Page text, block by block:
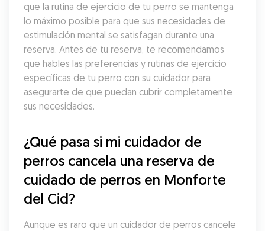
que la rutina de ejercicio de tu perro se mantenga
lo máximo posible para que sus necesidades de
estimulación mental se satisfagan durante una
reserva. Antes de tu reserva, te recomendamos
que hables las preferencias y rutinas de ejercicio
específicas de tu perro con su cuidador para
asegurarte de que puedan cubrir completamente
sus necesidades.
¿Qué pasa si mi cuidador de
perros cancela una reserva de
cuidado de perros en Monforte
del Cid?
Aunque es raro que un cuidador de perros cancele